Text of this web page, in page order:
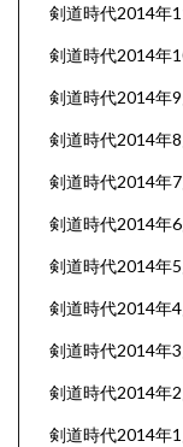
剣道時代2014年
剣道時代2014年
剣道時代2014年
剣道時代2014年
剣道時代2014年
剣道時代2014年
剣道時代2014年
剣道時代2014年
剣道時代2014年
剣道時代2014年
剣道時代2014年